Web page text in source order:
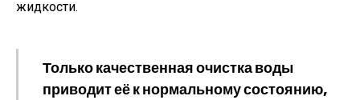
жидкости.
Только качественная очистка воды
приводит её к нормальному состоянию,